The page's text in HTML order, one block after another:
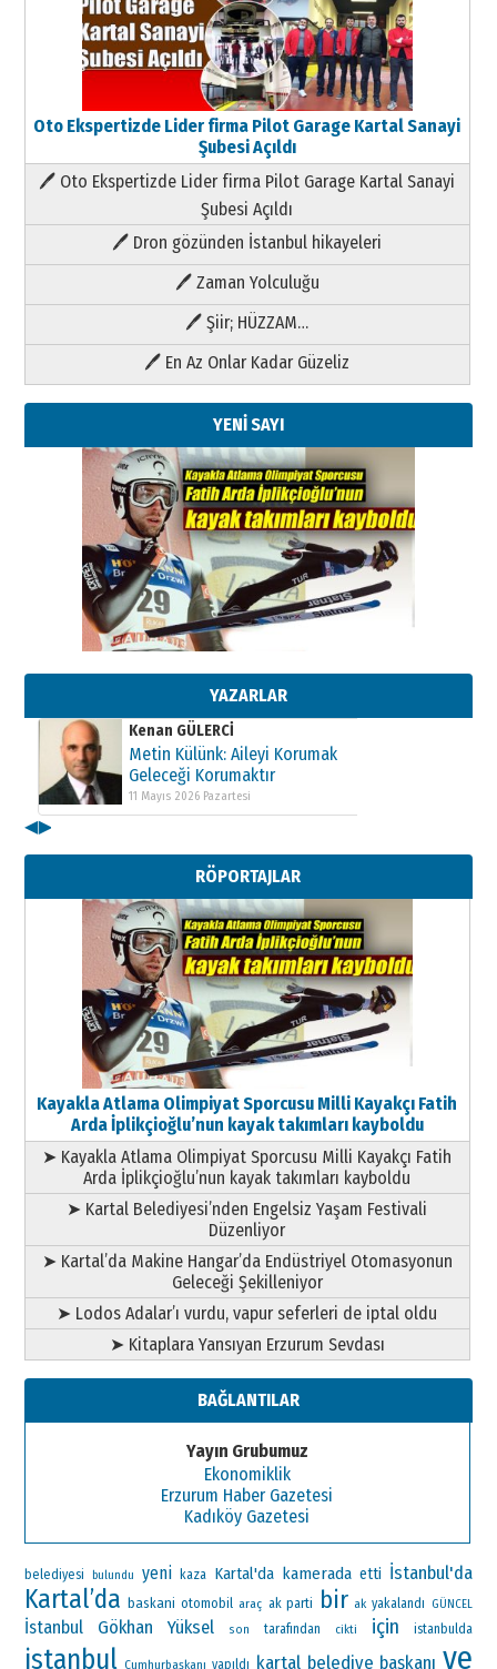
Oto Ekspertizde Lider firma Pilot Garage Kartal Sanayi
Şubesi Açıldı
🖊 Oto Ekspertizde Lider firma Pilot Garage Kartal Sanayi
Şubesi Açıldı
🖊 Dron gözünden İstanbul hikayeleri
🖊 Zaman Yolculuğu
🖊 Şiir; HÜZZAM…
🖊 En Az Onlar Kadar Güzeliz
YENİ SAYI
YAZARLAR
Kenan GÜLERCİ
Metin Külünk: Aileyi Korumak
11 Mayıs 2026 Pazartesi
Kenan GÜLERCİ
Metin Külünk: Aileyi Korumak
Geleceği Korumaktır
11 Mayıs 2026 Pazartesi
Metin Külünk: Aileyi Korumak
Geleceği Korumaktır
11 Mayıs 2026 Pazartesi
◀▶
RÖPORTAJLAR
Kayakla Atlama Olimpiyat Sporcusu Milli Kayakçı Fatih
Arda İplikçioğlu’nun kayak takımları kayboldu
➤ Kayakla Atlama Olimpiyat Sporcusu Milli Kayakçı Fatih
Arda İplikçioğlu’nun kayak takımları kayboldu
➤ Kartal Belediyesi’nden Engelsiz Yaşam Festivali
Düzenliyor
➤ Kartal’da Makine Hangar’da Endüstriyel Otomasyonun
Geleceği Şekilleniyor
➤ Lodos Adalar’ı vurdu, vapur seferleri de iptal oldu
➤ Kitaplara Yansıyan Erzurum Sevdası
BAĞLANTILAR
Yayın Grubumuz
Ekonomiklik
Erzurum Haber Gazetesi
Kadıköy Gazetesi
belediyesi bulundu yeni kaza Kartal'da kamerada etti İstanbul'da
Kartal’da baskani otomobil araç ak parti bir ak yakalandı GÜNCEL
İstanbul Gökhan Yüksel son tarafından cikti için istanbulda
istanbul Cumhurbaşkanı yapıldı kartal belediye başkanı ve